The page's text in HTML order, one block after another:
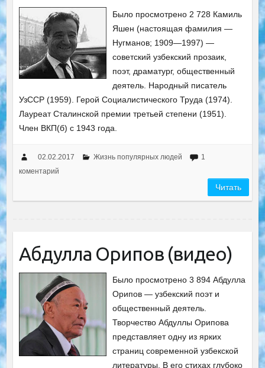
Было просмотрено 2 728 Камиль
Яшен (настоящая фамилия —
Нугманов; 1909—1997) —
советский узбекский прозаик,
поэт, драматург, общественный
деятель. Народный писатель
УзССР (1959). Герой Социалистического Труда (1974).
Лауреат Сталинской премии третьей степени (1951).
Член ВКП(б) с 1943 года.
02.02.2017 Жизнь популярных людей
1
коментарий
Читать
Абдулла Орипов (видео)
Было просмотрено 3 894 Абдулла
Орипов — узбекский поэт и
общественный деятель.
Творчество Абдуллы Орипова
представляет одну из ярких
страниц современной узбекской
литературы. В его стихах глубоко